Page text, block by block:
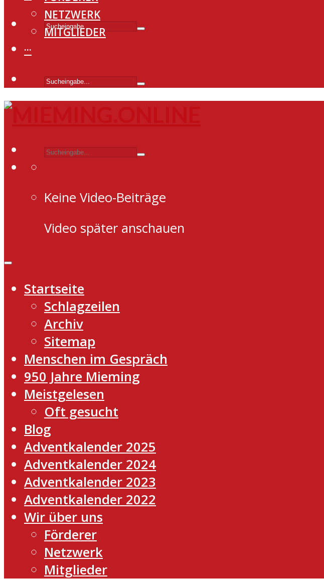
NETZWERK
MITGLIEDER
···
Keine Video-Beiträge
Video später anschauen
Startseite
Schlagzeilen
Archiv
Sitemap
Menschen im Gespräch
950 Jahre Mieming
Meistgelesen
Oft gesucht
Blog
Adventkalender 2025
Adventkalender 2024
Adventkalender 2023
Adventkalender 2022
Wir über uns
Förderer
Netzwerk
Mitglieder